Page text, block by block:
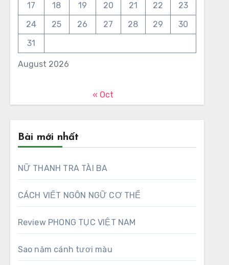
August 2026
17
18 19 20 21 22
23
24
25 26 27 28 29
30
31
« Oct
Bài mới nhất
NỮ THANH TRA TÀI BA
CÁCH VIẾT NGÔN NGỮ CƠ THỂ
Review PHONG TỤC VIỆT NAM
Sao năm cánh tươi màu